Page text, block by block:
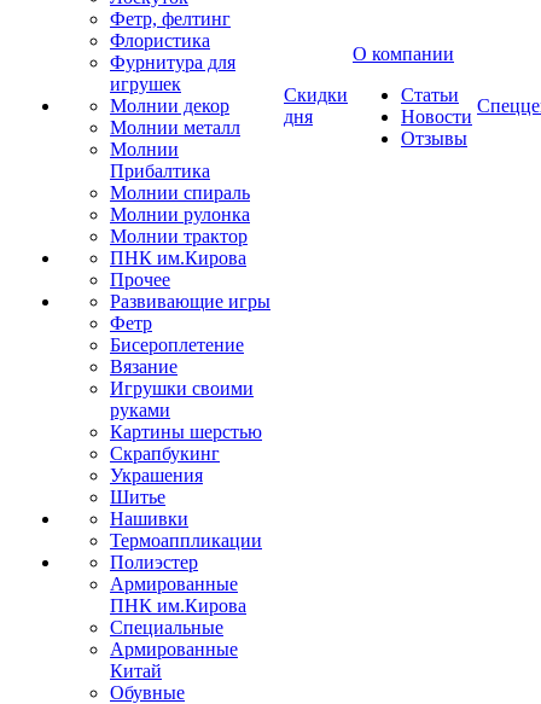
Фетр, фелтинг
Флористика
Фурнитура для
игрушек
Молнии декор
Молнии металл
Молнии
Прибалтика
Молнии спираль
Молнии рулонка
Молнии трактор
ПНК им.Кирова
Прочее
Развивающие игры
Фетр
Бисероплетение
Вязание
Игрушки своими
руками
Картины шерстью
Скрапбукинг
Украшения
Шитье
Нашивки
Термоаппликации
Полиэстер
Армированные
ПНК им.Кирова
Специальные
Армированные
Китай
Обувные
Скидки
дня
О компании
Статьи
Новости
Отзывы